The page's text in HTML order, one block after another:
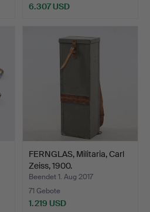
6.307 USD
FERNGLAS, Militaria, Carl
Zeiss, 1900.
Beendet 1. Aug 2017
71 Gebote
1.219 USD